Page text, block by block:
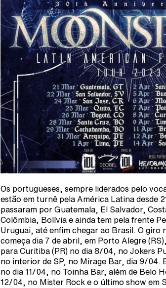
Os portugueses, sempre liderados pelo
estão em turnê pela América Latina desde
passaram por Guatemala, El Salvador,
Colômbia, Bolívia e ainda tem pela frente
Uruguai, até enfim chegar ao Brasil. O giro
começa dia 7 de abril, em Porto Alegre
para Curitiba (PR) no dia 8/04, no Jokers
no interior de SP, no Mirage Bar, dia 9/04.
no dia 11/04, no Toinha Bar, além de Belo
12/04, no Mister Rock e o último show em